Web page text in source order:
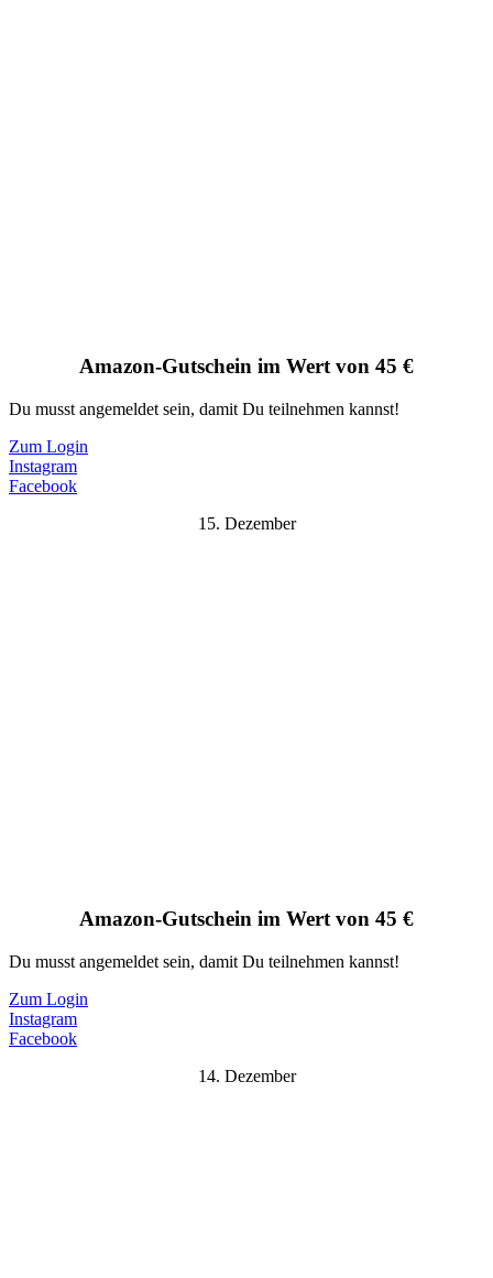
Amazon-Gutschein im Wert von 45 €
Du musst angemeldet sein, damit Du teilnehmen kannst!
Zum Login
Instagram
Facebook
15. Dezember
Amazon-Gutschein im Wert von 45 €
Du musst angemeldet sein, damit Du teilnehmen kannst!
Zum Login
Instagram
Facebook
14. Dezember